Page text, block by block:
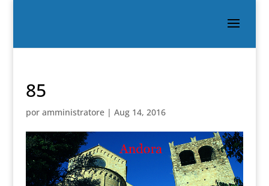
85
por amministratore| Aug 14, 2016